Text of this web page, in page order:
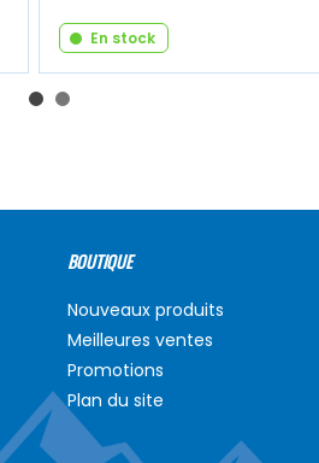
En stock
BOUTIQUE
Nouveaux produits
Meilleures ventes
Promotions
Plan du site